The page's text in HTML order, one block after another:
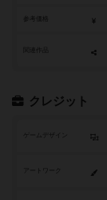
参考価格
関連作品
クレジット
ゲームデザイン
アートワーク